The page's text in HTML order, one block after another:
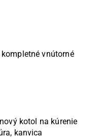
vnútorné
kotol na kúrenie
kanvica